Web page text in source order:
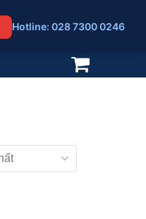
Hotline: 028 7300 0246